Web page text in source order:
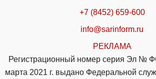
+7 (8452) 659-600
info@sarinform.ru
РЕКЛАМА
Регистрационный номер серия Эл №
марта 2021 г. выдано Федеральной